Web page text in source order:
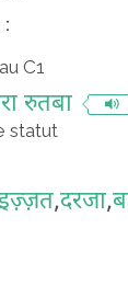
C1
रुतबा
statut
,दरजा,